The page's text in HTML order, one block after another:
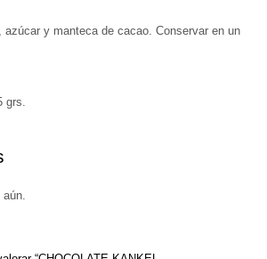
azúcar y manteca de cacao. Conservar en un
grs.
aún.